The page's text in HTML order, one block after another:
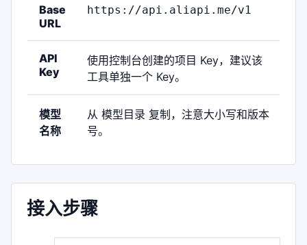
Base
URL
https://api.aliapi.me/v1
API
Key
使用控制台创建的项目 Key，建议该
工具单独一个 Key。
模型
名称
从 模型目录 复制，注意大小写和版本
号。
接入步骤